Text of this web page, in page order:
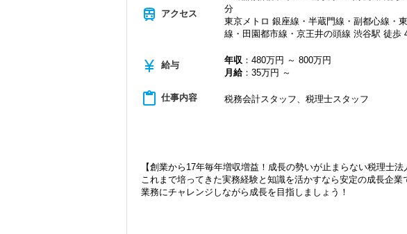
当社ならではの「仕事のステップ」を踏みながら実務を経験する
することができるようになります。
これまでも多くのインターン生が実践型インターン制度を使い
はあります！
インターン終了後は新卒採用の道も用意しています。26卒のイン
ぜひ活用してください。
詳しくはこちら（リンク先：https://www.tokyo-consulting.com/
創業当時から現在までずっとお取引をしているお客様が多く、他
いという特徴があります。
そんなお客様に寄り添い、頼れるパートナーとして専門性を活
す。
で腕を振るってみませんか？
きる存在でありたいと考えています。ご紹介案件が7割を超えて
から評価されているからだと自負しています。
今後もお客様に満足していただけるようにスキルの向上を目指
train アクセス
分
東京メトロ 銀座線・半蔵門線・副都心線・
線・田園都市線・京王井の頭線 渋谷駅 徒歩
currency_yen 給与 年収 ：480万円 ～ 800万円
月給：35万円 ～
content_paste 仕事内容 税務会計スタッフ、税理士スタッフ
【創業から17年毎年増収増益！成長の勢いが止まらない税理士法
これまで培ってきた実務経験と知識を活かすなら安定の成長企
業務にチャレンジしながら成長を目指しましょう！